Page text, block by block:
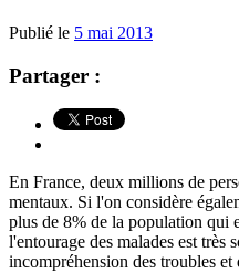
Publié le 5 mai 2013
Partager :
En France, deux millions de
mentaux. Si l'on considère
plus de 8% de la population qui
l'entourage des malades est très
incompréhension des troubles et